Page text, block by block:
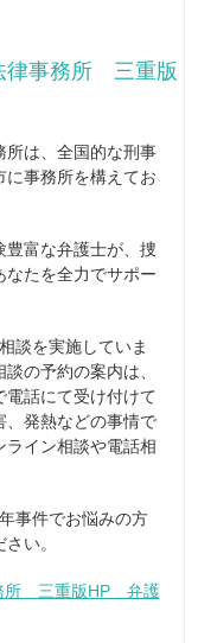
律事務所 三重版
所は、全国的な刑事
事務所を構えてお
豊富な弁護士が、捜
たを全力でサポー
談を実施していま
の予約の案内は、
電話にて受け付けて
、発熱などの事情で
イン相談や電話相
事件でお悩みの方
い。
所 三重版HP 弁護